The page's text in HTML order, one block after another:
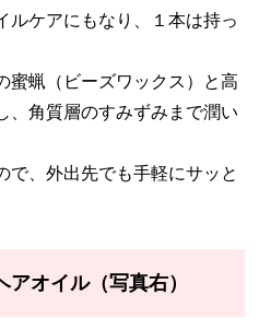
ルケアにもなり、１本は持っ
蜜蝋（ビーズワックス）と高
、角質層のすみずみまで潤い
で、外出先でも手軽にサッと
オイル（写真右）